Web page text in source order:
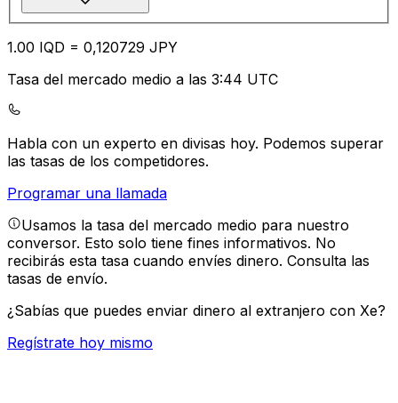
1.00 IQD = 0,120729 JPY
Tasa del mercado medio a las 3:44 UTC
Habla con un experto en divisas hoy. Podemos superar
las tasas de los competidores.
Programar una llamada
Usamos la tasa del mercado medio para nuestro
conversor. Esto solo tiene fines informativos. No
recibirás esta tasa cuando envíes dinero. Consulta las
tasas de envío.
¿Sabías que puedes enviar dinero al extranjero con Xe?
Regístrate hoy mismo